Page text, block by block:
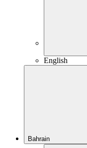
English
Bahrain